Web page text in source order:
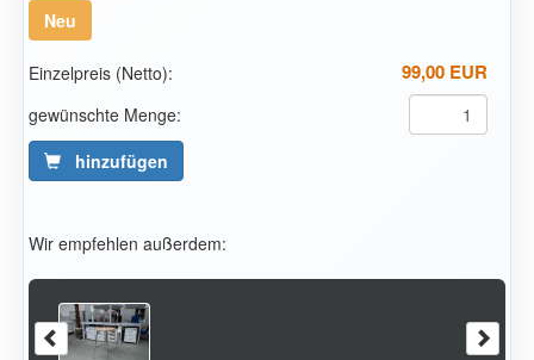
Neu
Einzelpreis (Netto): 99,00 EUR
gewünschte Menge:
hinzufügen
Wir empfehlen außerdem: